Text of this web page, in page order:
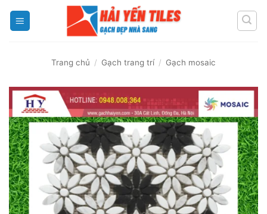
Trang chủ / Gạch trang trí / Gạch mosaic